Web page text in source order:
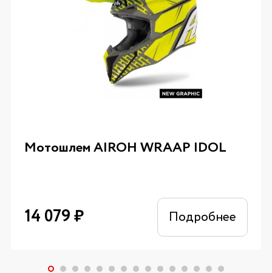
Мотошлем AIROH WRAAP IDOL
14 079₽ Подробнее